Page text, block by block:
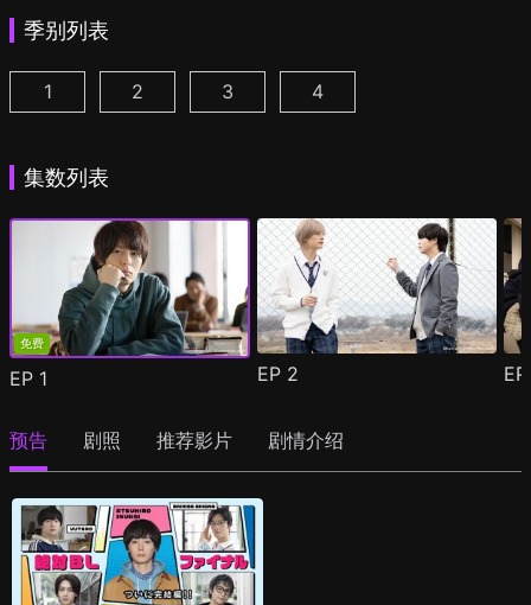
季别列表
绝对会变成BL的世界VS绝不想变成BL的男人 第1集
1 绝对会变成BL的世界VS绝不想变成BL的男人
2 绝对会被攻略的世界VS绝对不想
3 绝对会被攻略的世界VS
4
集数列表
免费
EP 1 EP 2
预告 剧照 推荐影片 剧情介绍